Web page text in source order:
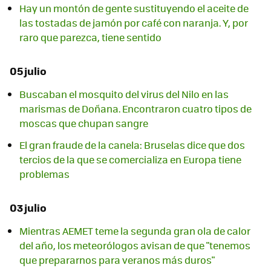
Hay un montón de gente sustituyendo el aceite de
las tostadas de jamón por café con naranja. Y, por
raro que parezca, tiene sentido
05 julio
Buscaban el mosquito del virus del Nilo en las
marismas de Doñana. Encontraron cuatro tipos de
moscas que chupan sangre
El gran fraude de la canela: Bruselas dice que dos
tercios de la que se comercializa en Europa tiene
problemas
03 julio
Mientras AEMET teme la segunda gran ola de calor
del año, los meteorólogos avisan de que "tenemos
que prepararnos para veranos más duros"